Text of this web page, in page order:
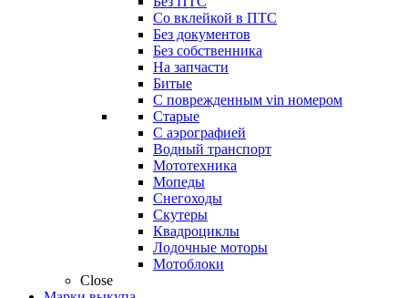
Со вклейкой в ПТС
Без документов
Без собственника
На запчасти
Битые
С поврежденным vin номером
Старые
С аэрографией
Водный транспорт
Мототехника
Мопеды
Снегоходы
Скутеры
Квадроциклы
Лодочные моторы
Мотоблоки
Close